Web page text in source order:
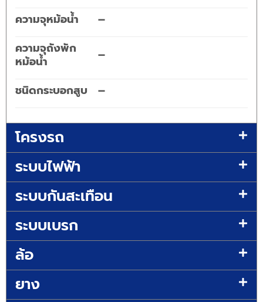
ความจุหม้อน้ำ
–
ความจุถังพัก
หม้อน้ำ
–
ชนิดกระบอกสูบ –
โครงรถ
ระบบไฟฟ้า
ระบบกันสะเทือน
ระบบเบรก
ล้อ
ยาง